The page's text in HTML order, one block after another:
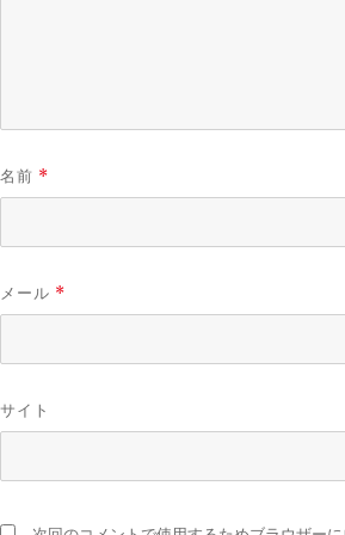
名前 *
メール *
サイト